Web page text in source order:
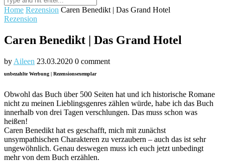
Home Rezension Caren Benedikt | Das Grand Hotel
Rezension
Caren Benedikt | Das Grand Hotel
by Aileen 23.03.2020 0 comment
unbezahlte Werbung | Rezensionsexemplar
Obwohl das Buch über 500 Seiten hat und ich historische Romane
nicht zu meinen Lieblingsgenres zählen würde, habe ich das Buch
innerhalb von drei Tagen verschlungen. Das muss schon was
heißen!
Caren Benedikt hat es geschafft, mich mit zunächst
unsympathischen Charakteren zu verzaubern – auch das ist sehr
ungewöhnlich. Genau deswegen muss ich euch jetzt unbedingt
mehr von dem Buch erzählen.